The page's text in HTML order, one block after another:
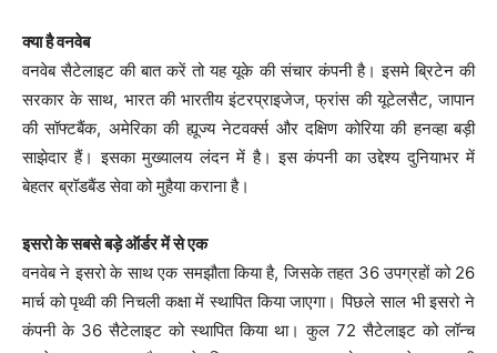
क्या है वनवेब
वनवेब सैटेलाइट की बात करें तो यह यूके की संचार कंपनी है। इसमे ब्रिटेन की
सरकार के साथ, भारत की भारतीय इंटरप्राइजेज, फ्रांस की यूटेलसैट, जापान
की सॉफ्टबैंक, अमेरिका की ह्यूज्य नेटवर्क्स और दक्षिण कोरिया की हनव्हा बड़ी
साझेदार हैं। इसका मुख्यालय लंदन में है। इस कंपनी का उद्देश्य दुनियाभर में
बेहतर ब्रॉडबैंड सेवा को मुहैया कराना है।
इसरो के सबसे बड़े ऑर्डर में से एक
वनवेब ने इसरो के साथ एक समझौता किया है, जिसके तहत 36 उपग्रहों को 26
मार्च को पृथ्वी की निचली कक्षा में स्थापित किया जाएगा। पिछले साल भी इसरो ने
कंपनी के 36 सैटेलाइट को स्थापित किया था। कुल 72 सैटेलाइट को लॉन्च